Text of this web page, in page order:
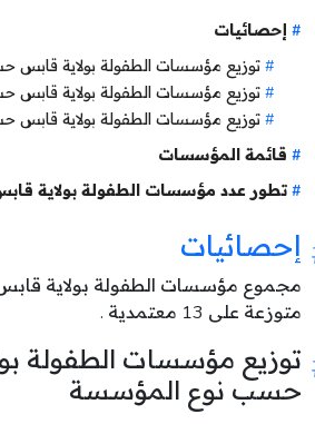
إحصائيات
توزيع مؤسسات الطفولة بولاية
توزيع مؤسسات الطفولة بولاية
توزيع مؤسسات الطفولة بولاية قابس
قائمة المؤسسات
تطور عدد مؤسسات الطفولة بولاية
إحصائيات
مجموع مؤسسات الطفولة بولاية
متوزعة على 13 معتمدية .
توزيع مؤسسات الطفولة
حسب نوع المؤسسة